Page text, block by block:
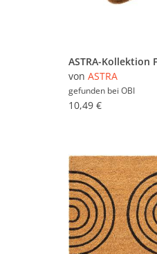
von ASTRA
gefunden bei OBI
10,49 €